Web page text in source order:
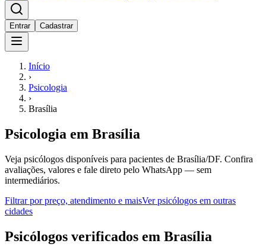
Entrar Cadastrar
Início
›
Psicologia
›
Brasília
Psicologia em Brasília
Veja psicólogos disponíveis para pacientes de Brasília/DF. Confira
avaliações, valores e fale direto pelo WhatsApp — sem
intermediários.
Filtrar por preço, atendimento e maisVerpsicólogos em outras
cidades
Psicólogos verificados em Brasília